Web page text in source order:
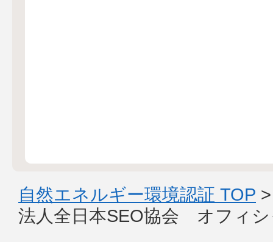
自然エネルギー環境認証 TOP
法人全日本SEO協会 オフィ